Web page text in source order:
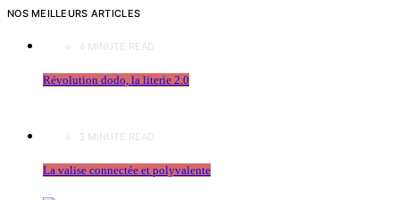
NOS MEILLEURS ARTICLES
4 MINUTE READ
Révolution dodo, la literie 2.0
3 MINUTE READ
La valise connectée et polyvalente